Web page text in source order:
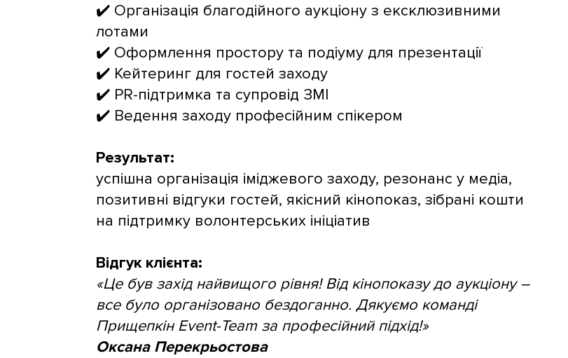
✔️ Організація благодійного аукціону з ексклюзивними
лотами
✔️ Оформлення простору та подіуму для презентації
✔️ Кейтеринг для гостей заходу
✔️ PR-підтримка та супровід ЗМІ
✔️ Ведення заходу професійним спікером
Результат:
успішна організація іміджевого заходу, резонанс у медіа,
позитивні відгуки гостей, якісний кінопоказ, зібрані кошти
на підтримку волонтерських ініціатив
Відгук клієнта:
«Це був захід найвищого рівня! Від кінопоказу до аукціону –
все було організовано бездоганно. Дякуємо команді
Прищепкін Event-Team за професійний підхід!»
Оксана Перекрьостова